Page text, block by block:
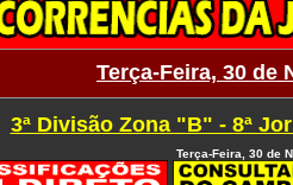
Terça-Feira, 30 de
3ª Divisão Zona "B" - 8ª
Terça-Feira, 30 de